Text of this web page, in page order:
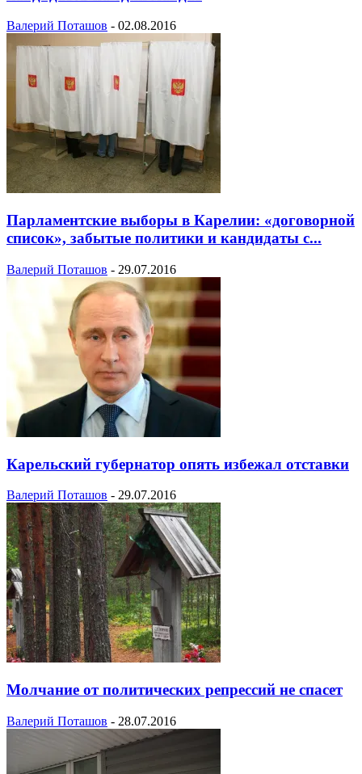
Валерий Поташов - 02.08.2016
Парламентские выборы в Карелии: «договорной
список», забытые политики и кандидаты с...
Валерий Поташов - 29.07.2016
Карельский губернатор опять избежал отставки
Валерий Поташов - 29.07.2016
Молчание от политических репрессий не спасет
Валерий Поташов - 28.07.2016